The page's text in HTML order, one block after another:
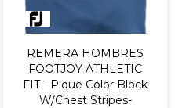
REMERA HOMBRES
FOOTJOY ATHLETIC
FIT - Pique Color Block
W/Chest Stripes-